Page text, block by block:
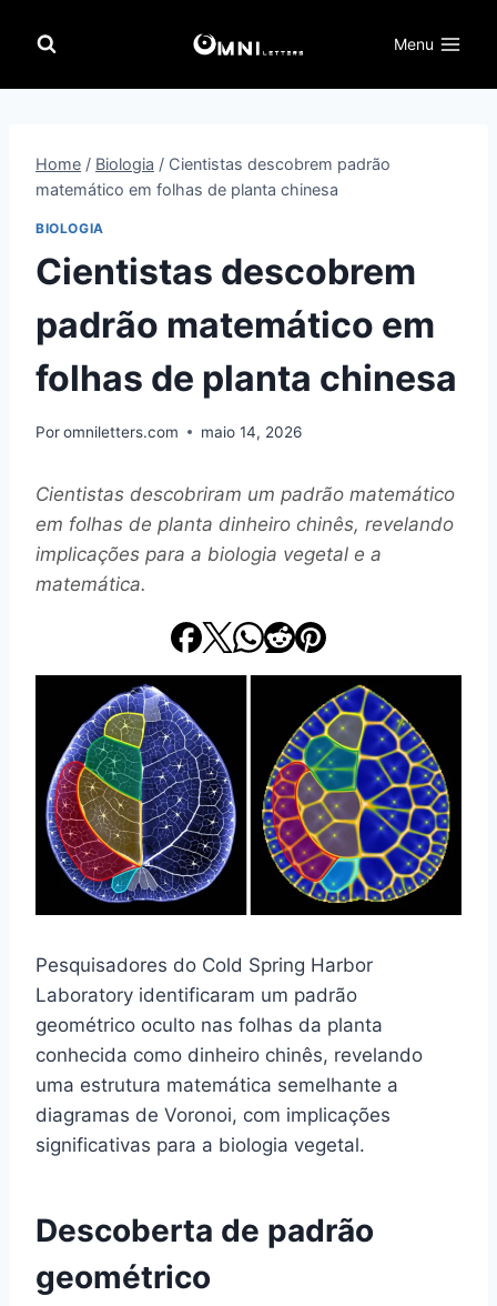
para
Menu
Home / Biologia / Cientistas descobrem padrão
matemático em folhas de planta chinesa
BIOLOGIA
Cientistas descobrem
padrão matemático em
folhas de planta chinesa
Poromniletters.com maio 14, 2026
Cientistas descobriram um padrão matemático
em folhas de planta dinheiro chinês, revelando
implicações para a biologia vegetal e a
matemática.
Pesquisadores do Cold Spring Harbor
Laboratory identificaram um padrão
geométrico oculto nas folhas da planta
conhecida como dinheiro chinês, revelando
uma estrutura matemática semelhante a
diagramas de Voronoi, com implicações
significativas para a biologia vegetal.
Descoberta de padrão
geométrico